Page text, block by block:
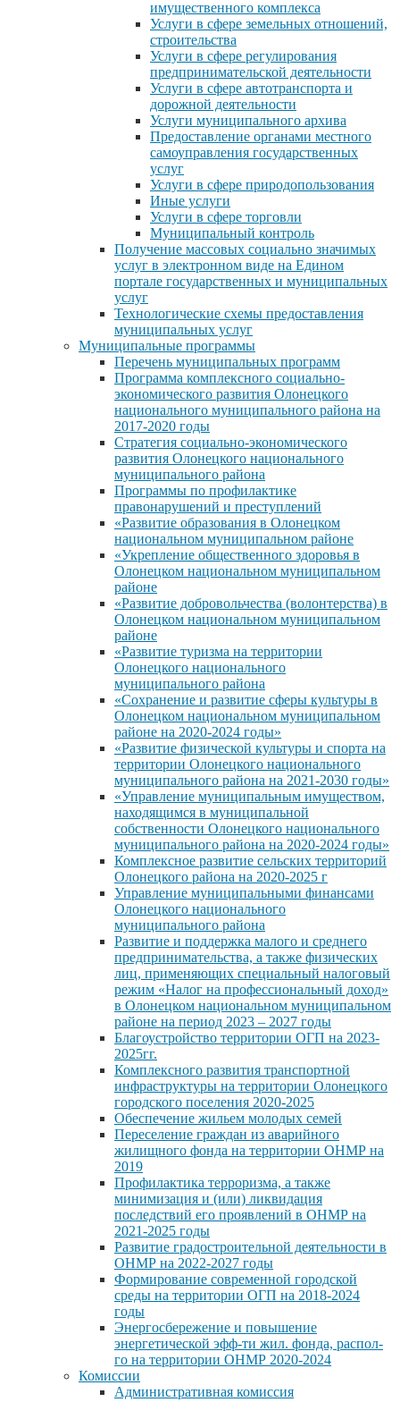
имущественного комплекса
Услуги в сфере земельных отношений,
строительства
Услуги в сфере регулирования
предпринимательской деятельности
Услуги в сфере автотранспорта и
дорожной деятельности
Услуги муниципального архива
Предоставление органами местного
самоуправления государственных
услуг
Услуги в сфере природопользования
Иные услуги
Услуги в сфере торговли
Муниципальный контроль
Получение массовых социально значимых
услуг в электронном виде на Едином
портале государственных и муниципальных
услуг
Технологические схемы предоставления
муниципальных услуг
Муниципальные программы
Перечень муниципальных программ
Программа комплексного социально-
экономического развития Олонецкого
национального муниципального района на
2017-2020 годы
Стратегия социально-экономического
развития Олонецкого национального
муниципального района
Программы по профилактике
правонарушений и преступлений
«Развитие образования в Олонецком
национальном муниципальном районе
«Укрепление общественного здоровья в
Олонецком национальном муниципальном
районе
«Развитие добровольчества (волонтерства) в
Олонецком национальном муниципальном
районе
«Развитие туризма на территории
Олонецкого национального
муниципального района
«Сохранение и развитие сферы культуры в
Олонецком национальном муниципальном
районе на 2020-2024 годы»
«Развитие физической культуры и спорта на
территории Олонецкого национального
муниципального района на 2021-2030 годы»
«Управление муниципальным имуществом,
находящимся в муниципальной
собственности Олонецкого национального
муниципального района на 2020-2024 годы»
Комплексное развитие сельских территорий
Олонецкого района на 2020-2025 г
Управление муниципальными финансами
Олонецкого национального
муниципального района
Развитие и поддержка малого и среднего
предпринимательства, а также физических
лиц, применяющих специальный налоговый
режим «Налог на профессиональный доход»
в Олонецком национальном муниципальном
районе на период 2023 – 2027 годы
Благоустройство территории ОГП на 2023-
2025гг.
Комплексного развития транспортной
инфраструктуры на территории Олонецкого
городского поселения 2020-2025
Обеспечение жильем молодых семей
Переселение граждан из аварийного
жилищного фонда на территории ОНМР на
2019
Профилактика терроризма, а также
минимизация и (или) ликвидация
последствий его проявлений в ОНМР на
2021-2025 годы
Развитие градостроительной деятельности в
ОНМР на 2022-2027 годы
Формирование современной городской
среды на территории ОГП на 2018-2024
годы
Энергосбережение и повышение
энергетической эфф-ти жил. фонда, распол-
го на территории ОНМР 2020-2024
Комиссии
Административная комиссия